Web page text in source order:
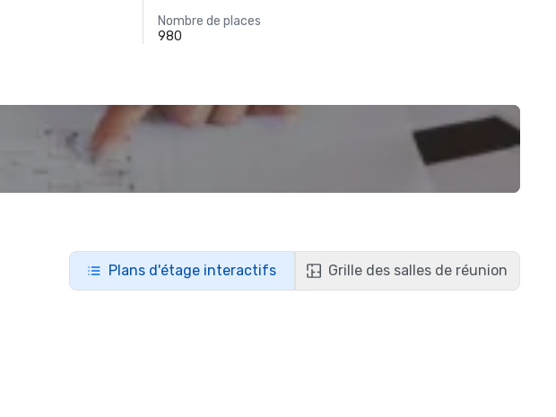
Nombre de places
980
Plans d'étage interactifs Grille des salles de réunion